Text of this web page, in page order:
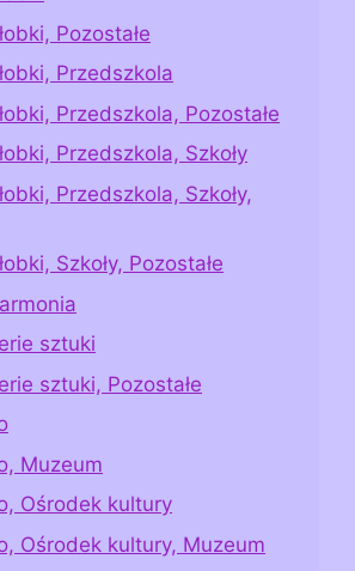
Pozostałe
Przedszkola
Przedszkola, Pozostałe
Przedszkola, Szkoły
Przedszkola, Szkoły,
Szkoły, Pozostałe
sztuki
sztuki, Pozostałe
Muzeum
Ośrodek kultury
Ośrodek kultury, Muzeum